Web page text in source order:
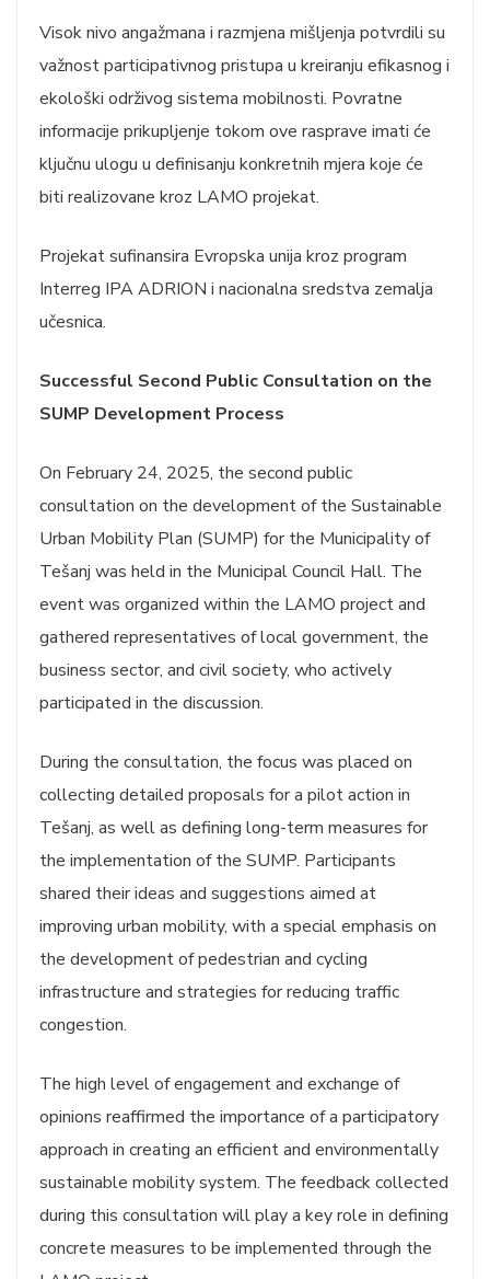
Visok nivo angažmana i razmjena mišljenja potvrdili su
važnost participativnog pristupa u kreiranju efikasnog i
ekološki održivog sistema mobilnosti. Povratne
informacije prikupljenje tokom ove rasprave imati će
ključnu ulogu u definisanju konkretnih mjera koje će
biti realizovane kroz LAMO projekat.
Projekat sufinansira Evropska unija kroz program
Interreg IPA ADRION i nacionalna sredstva zemalja
učesnica.
Successful Second Public Consultation on the
SUMP Development Process
On February 24, 2025, the second public
consultation on the development of the Sustainable
Urban Mobility Plan (SUMP) for the Municipality of
Tešanj was held in the Municipal Council Hall. The
event was organized within the LAMO project and
gathered representatives of local government, the
business sector, and civil society, who actively
participated in the discussion.
During the consultation, the focus was placed on
collecting detailed proposals for a pilot action in
Tešanj, as well as defining long-term measures for
the implementation of the SUMP. Participants
shared their ideas and suggestions aimed at
improving urban mobility, with a special emphasis on
the development of pedestrian and cycling
infrastructure and strategies for reducing traffic
congestion.
The high level of engagement and exchange of
opinions reaffirmed the importance of a participatory
approach in creating an efficient and environmentally
sustainable mobility system. The feedback collected
during this consultation will play a key role in defining
concrete measures to be implemented through the